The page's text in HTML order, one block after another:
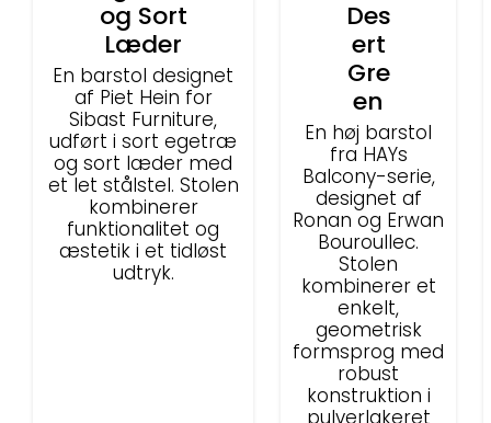
og Sort
Læder
En barstol designet
af Piet Hein for
Sibast Furniture,
udført i sort egetræ
og sort læder med
et let stålstel. Stolen
kombinerer
funktionalitet og
æstetik i et tidløst
udtryk.
Des
ert
Gre
en
En høj barstol
fra HAYs
Balcony-serie,
designet af
Ronan og Erwan
Bouroullec.
Stolen
kombinerer et
enkelt,
geometrisk
formsprog med
robust
konstruktion i
pulverlakeret